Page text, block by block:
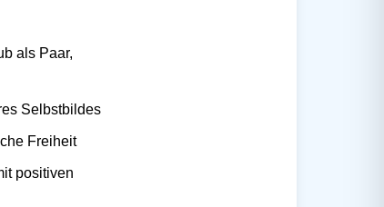
als Paar,
Selbstbildes
Freiheit
positiven